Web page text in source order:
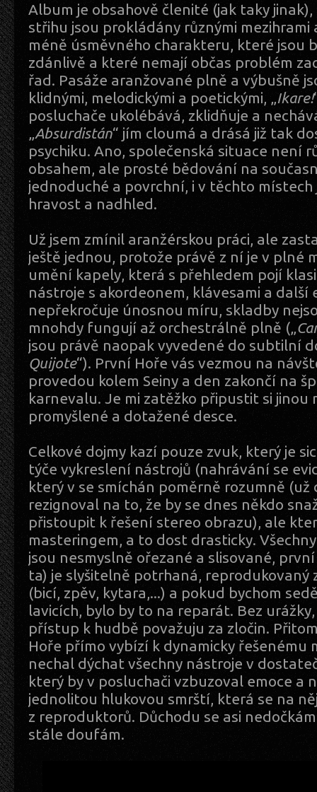
Album je obsahově členité (jak taky
střihu jsou prokládány různými mezihrami
méně úsměvného charakteru, které jsou
zdánlivě a které nemají občas problém
řad. Pasáže aranžované plně a výbušně
klidnými, melodickými a poetickými, „Ikare!
posluchače ukolébává, zklidňuje a
„Absurdistán“ jím cloumá a drásá již tak
psychiku. Ano, společenská situace není
obsahem, ale prosté bědování na
jednoduché a povrchní, i v těchto
hravost a nadhled.
Už jsem zmínil aranžérskou práci, ale
ještě jednou, protože právě z ní je v plné
umění kapely, která s přehledem pojí
nástroje s akordeonem, klávesami a
nepřekročuje únosnou míru, skladby
mnohdy fungují až orchestrálně plně („
jsou právě naopak vyvedené do subtilní
Quijote“). První Hoře vás vezmou na
provedou kolem Seiny a den zakončí na
karnevalu. Je mi zatěžko připustit si jinou
promyšlené a dotažené desce.
Celkové dojmy kazí pouze zvuk, který je
týče vykreslení nástrojů (nahrávání se
který v se smíchán poměrně rozumně (už
rezignoval na to, že by se dnes někdo
přistoupit k řešení stereo obrazu), ale
masteringem, a to dost drasticky.
jsou nesmyslně ořezané a slisované, první
ta) je slyšitelně potrhaná, reprodukovaný
(bicí, zpěv, kytara,...) a pokud bychom
lavicích, bylo by to na reparát. Bez
přístup k hudbě považuju za zločin.
Hoře přímo vybízí k dynamicky řešenému
nechal dýchat všechny nástroje v
který by v posluchači vzbuzoval emoce a
jednolitou hlukovou smrští, která se na
z reproduktorů. Důchodu se asi
stále doufám.